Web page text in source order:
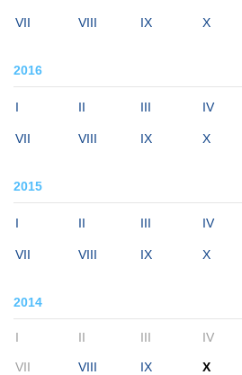
VII VIII IX X
2016
I II III IV
VII VIII IX X
2015
I II III IV
VII VIII IX X
2014
I II III IV
VII VIII IX X